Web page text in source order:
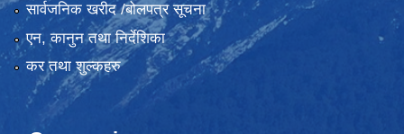
सार्वजनिक खरीद /बोलपत्र सूचना
एन, कानुन तथा निर्देशिका
कर तथा शुल्कहरु